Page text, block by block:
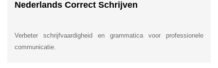
Nederlands Correct Schrijven
Verbeter schrijfvaardigheid en grammatica voor professionele
communicatie.